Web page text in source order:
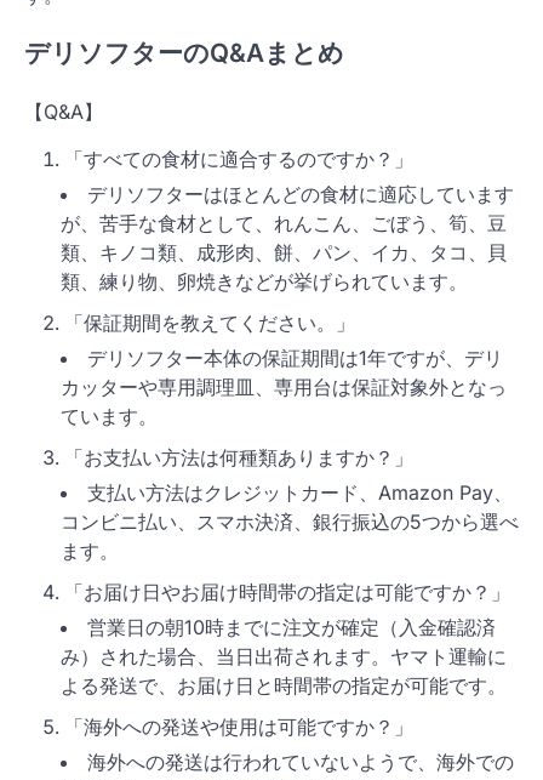
デリソフターのQ&Aまとめ
【Q&A】
「すべての食材に適合するのですか？」
デリソフターはほとんどの食材に適応しています
が、苦手な食材として、れんこん、ごぼう、筍、豆
類、キノコ類、成形肉、餅、パン、イカ、タコ、貝
類、練り物、卵焼きなどが挙げられています。
「保証期間を教えてください。」
デリソフター本体の保証期間は1年ですが、デリ
カッターや専用調理皿、専用台は保証対象外となっ
ています。
「お支払い方法は何種類ありますか？」
支払い方法はクレジットカード、Amazon Pay、
コンビニ払い、スマホ決済、銀行振込の5つから選べ
ます。
「お届け日やお届け時間帯の指定は可能ですか？」
営業日の朝10時までに注文が確定（入金確認済
み）された場合、当日出荷されます。ヤマト運輸に
よる発送で、お届け日と時間帯の指定が可能です。
「海外への発送や使用は可能ですか？」
海外への発送は行われていないようで、海外での